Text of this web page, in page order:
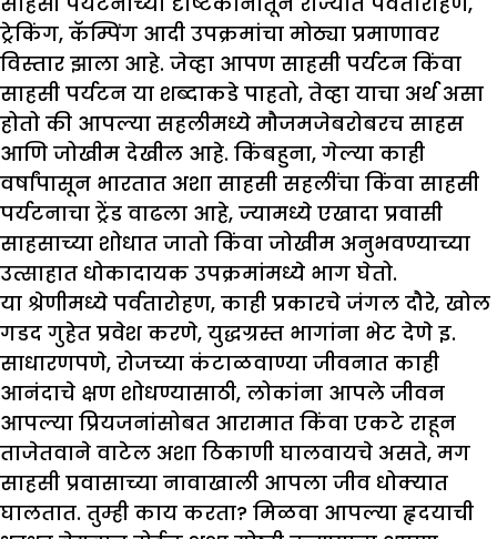
ट्रेकिंग, कॅम्पिंग आदी उपक्रमांचा मोठ्या प्रमाणावर
विस्तार झाला आहे. जेव्हा आपण साहसी पर्यटन किंवा
साहसी पर्यटन या शब्दाकडे पाहतो, तेव्हा याचा अर्थ असा
होतो की आपल्या सहलीमध्ये मौजमजेबरोबरच साहस
आणि जोखीम देखील आहे. किंबहुना, गेल्या काही
वर्षांपासून भारतात अशा साहसी सहलींचा किंवा साहसी
पर्यटनाचा ट्रेंड वाढला आहे, ज्यामध्ये एखादा प्रवासी
साहसाच्या शोधात जातो किंवा जोखीम अनुभवण्याच्या
उत्साहात धोकादायक उपक्रमांमध्ये भाग घेतो.
या श्रेणीमध्ये पर्वतारोहण, काही प्रकारचे जंगल दौरे, खोल
गडद गुहेत प्रवेश करणे, युद्धग्रस्त भागांना भेट देणे इ.
साधारणपणे, रोजच्या कंटाळवाण्या जीवनात काही
आनंदाचे क्षण शोधण्यासाठी, लोकांना आपले जीवन
आपल्या प्रियजनांसोबत आरामात किंवा एकटे राहून
ताजेतवाने वाटेल अशा ठिकाणी घालवायचे असते, मग
साहसी प्रवासाच्या नावाखाली आपला जीव धोक्यात
घालतात. तुम्ही काय करता? मिळवा आपल्या हृदयाची